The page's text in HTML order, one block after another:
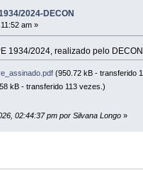
2024-DECON
am »
1934/2024, realizado pelo
(950.72 kB - transferido
kB - transferido 113 vezes.)
02:44:37 pm por Silvana Longo »